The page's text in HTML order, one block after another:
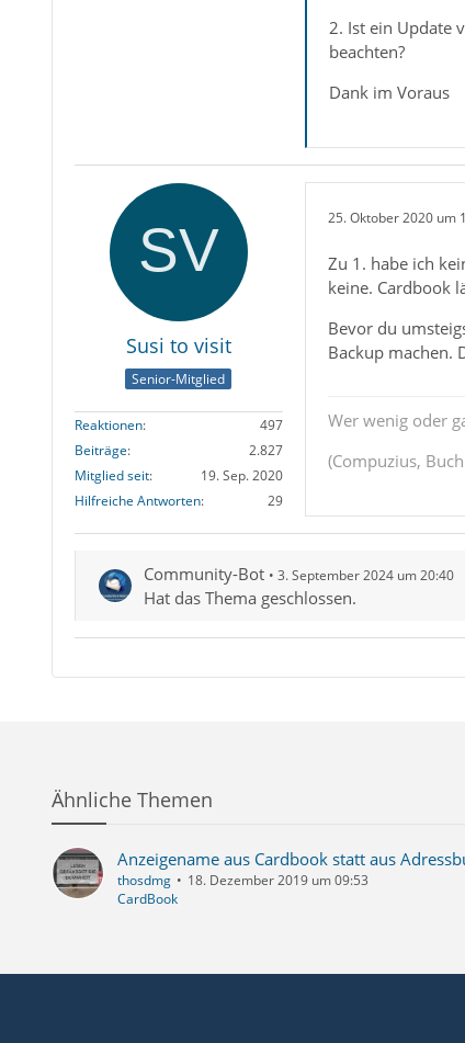
2. Ist ein Update
beachten?
Dank im Voraus
Susi to visit
Senior-Mitglied
Reaktionen
497
Beiträge
2.827
Mitglied seit
19. Sep. 2020
Hilfreiche Antworten
29
25. Oktober 2020 um
Zu 1. habe ich
keine. Cardbook
Bevor du
Backup machen.
Wer wenig oder
(Compuzius,
Community-Bot 3. September 2024 um 20:40
Hat das Thema geschlossen.
Ähnliche Themen
thosdmg
18. Dezember 2019 um 09:53
CardBook